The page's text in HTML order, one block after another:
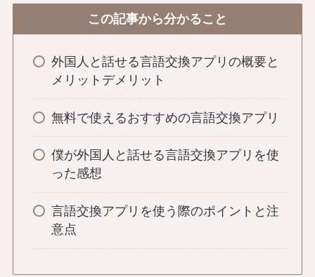
この記事から分かること
外国人と話せる言語交換アプリの概要と
メリットデメリット
無料で使えるおすすめの言語交換アプリ
僕が外国人と話せる言語交換アプリを使
った感想
言語交換アプリを使う際のポイントと注
意点